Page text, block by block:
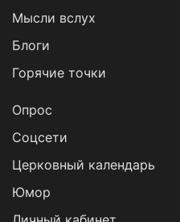
Мысли вслух
Блоги
Горячие точки
Опрос
Cоцсети
Церковный календарь
Юмор